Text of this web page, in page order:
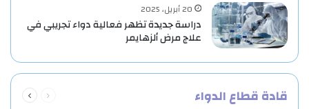
20 أبريل، 2025
دراسة جديدة تظهر فعالية دواء تجريبي في
علاج مرض ألزهايمر
قادة قطاع الدواء الصفحةالصفحة